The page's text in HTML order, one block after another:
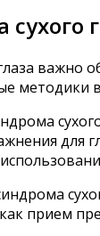
важно
методики
прием